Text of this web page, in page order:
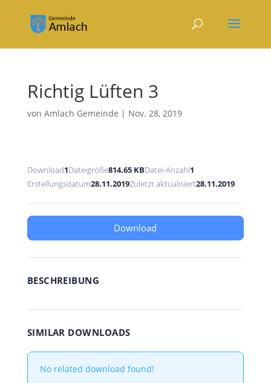
Richtig Lüften 3
von Amlach Gemeinde | Nov. 28, 2019
Download1Dateigröße814.65 KBDatei-Anzahl1
Erstellungsdatum28.11.2019Zuletzt aktualisiert28.11.2019
Download
BESCHREIBUNG
SIMILAR DOWNLOADS
No related download found!